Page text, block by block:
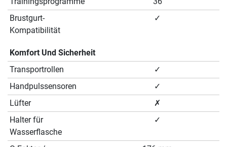
Brustgurt-
Kompatibilität
✓
Komfort Und Sicherheit
Transportrollen
✓
Handpulssensoren
✓
Lüfter
✗
Halter für
Wasserflasche
✓